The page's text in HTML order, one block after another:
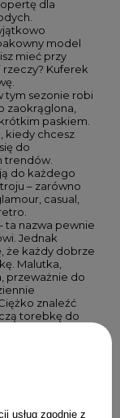
dla
model
mieć przy
Kuferek
tym sezonie robi
zaokrąglona,
paskiem.
kiedy chcesz
do
trendów.
do każdego
– zarówno
casual,
ta nazwa pewnie
Jednak
że każdy dobrze
Malutka,
przeważnie do
znaleźć
torebkę do
występuje w
być bogato
usług zgodnie z